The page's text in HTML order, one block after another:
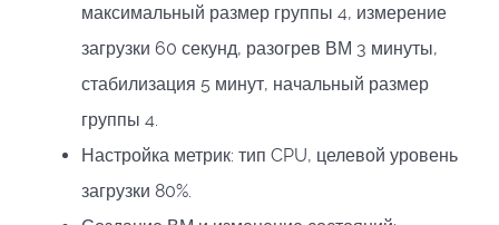
максимальный размер группы 4, измерение
загрузки 60 секунд, разогрев ВМ 3 минуты,
стабилизация 5 минут, начальный размер
группы 4.
Настройка метрик: тип CPU, целевой уровень
загрузки 80%.